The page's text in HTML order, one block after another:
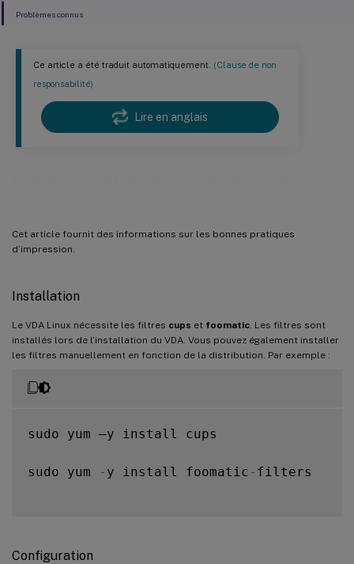
Ce article a été traduit automatiquement. (Clause de non
responsabilité)
Lire en anglais
Cet article fournit des informations sur les bonnes pratiques
d’impression.
Installation
Le VDA Linux nécessite les filtres cups et foomatic . Les filtres sont
installés lors de l’installation du VDA. Vous pouvez également installer
les filtres manuellement en fonction de la distribution. Par exemple :
sudo yum –y install cups
sudo yum - y install foomatic - filters
Configuration
Problèmes connus